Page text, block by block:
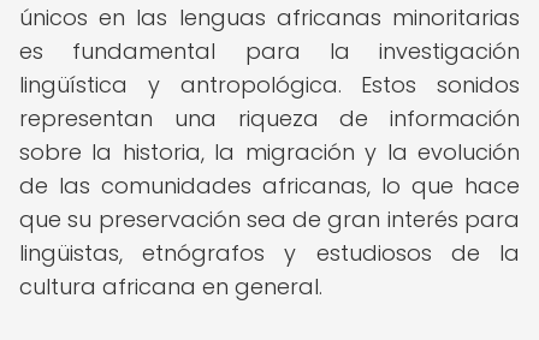
únicos en las lenguas africanas minoritarias
es fundamental para la investigación
lingüística y antropológica. Estos sonidos
representan una riqueza de información
sobre la historia, la migración y la evolución
de las comunidades africanas, lo que hace
que su preservación sea de gran interés para
lingüistas, etnógrafos y estudiosos de la
cultura africana en general.